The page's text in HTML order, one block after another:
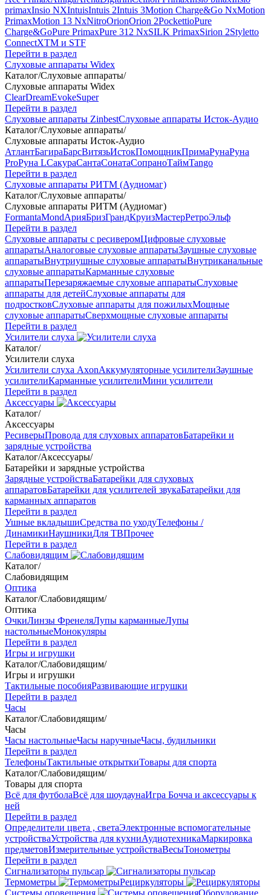
primaxInsio NXIntuisIntuis 2Intuis 3Motion Charge&Go NxMotion
PrimaxMotion 13 NxNitroOrionOrion 2PockettioPure
Charge&GoPure PrimaxPure 312 NxSILK PrimaxSirion 2Styletto
ConnectXTM и STF
Перейти в раздел
Слуховые аппараты Widex
Каталог/Слуховые аппараты/
Слуховые аппараты Widex
ClearDreamEvokeSuper
Перейти в раздел
Слуховые аппараты ZinbestСлуховые аппараты Исток-Аудио
Каталог/Слуховые аппараты/
Слуховые аппараты Исток-Аудио
АтлантБагираБарсВитязьИстокПомощникПримаРунаРуна
ProРуна LСакураСантаСонатаСопраноТаймTango
Перейти в раздел
Слуховые аппараты РИТМ (Аудиомаг)
Каталог/Слуховые аппараты/
Слуховые аппараты РИТМ (Аудиомаг)
FormantaMondАрияБризГрандКруизМастерРетроЭльф
Перейти в раздел
Слуховые аппараты с ресиверомЦифровые слуховые
аппаратыАналоговые слуховые аппаратыЗаушные слуховые
аппаратыВнутриушные слуховые аппаратыВнутриканальные
слуховые аппаратыКарманные слуховые
аппаратыПерезаряжаемые слуховые аппаратыСлуховые
аппараты для детейСлуховые аппараты для
подростковСлуховые аппараты для пожилыхМощные
слуховые аппаратыСверхмощные слуховые аппараты
Перейти в раздел
Усилители слуха
Каталог/
Усилители слуха
Усилители слуха AxonАккумуляторные усилителиЗаушные
усилителиКарманные усилителиМини усилители
Перейти в раздел
Аксессуары
Каталог/
Аксессуары
РесиверыПровода для слуховых аппаратовБатарейки и
зарядные устройства
Каталог/Аксессуары/
Батарейки и зарядные устройства
Зарядные устройстваБатарейки для слуховых
аппаратовБатарейки для усилителей звукаБатарейки для
карманных аппаратов
Перейти в раздел
Ушные вкладышиСредства по уходуТелефоны /
ДинамикиНаушникиДля ТВПрочее
Перейти в раздел
Слабовидящим
Каталог/
Слабовидящим
Оптика
Каталог/Слабовидящим/
Оптика
ОчкиЛинзы ФренеляЛупы карманныеЛупы
настольныеМонокуляры
Перейти в раздел
Игры и игрушки
Каталог/Слабовидящим/
Игры и игрушки
Тактильные пособияРазвивающие игрушки
Перейти в раздел
Часы
Каталог/Слабовидящим/
Часы
Часы настольныеЧасы наручныеЧасы, будильники
Перейти в раздел
ТелефоныТактильные открыткиТовары для спорта
Каталог/Слабовидящим/
Товары для спорта
Всё для футболаВсё для шоудаунаИгра Бочча и аксессуары к
ней
Перейти в раздел
Определители цвета , светаЭлектронные вспомогательные
устройстваУстройства для кухниАудиотехникаМаркировка
предметовИзмерительные устройстваВесыТонометры
Перейти в раздел
Сигнализаторы пульсар
Термометры
Рециркуляторы
Cистемы оповещения
Оборудование